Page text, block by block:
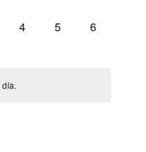
0 eventos,
4 0 eventos,
5 0 eventos,
6